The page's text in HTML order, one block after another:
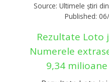
Source: Ultimele știri
Published:
Rezultate Loto
Numerele
9,34